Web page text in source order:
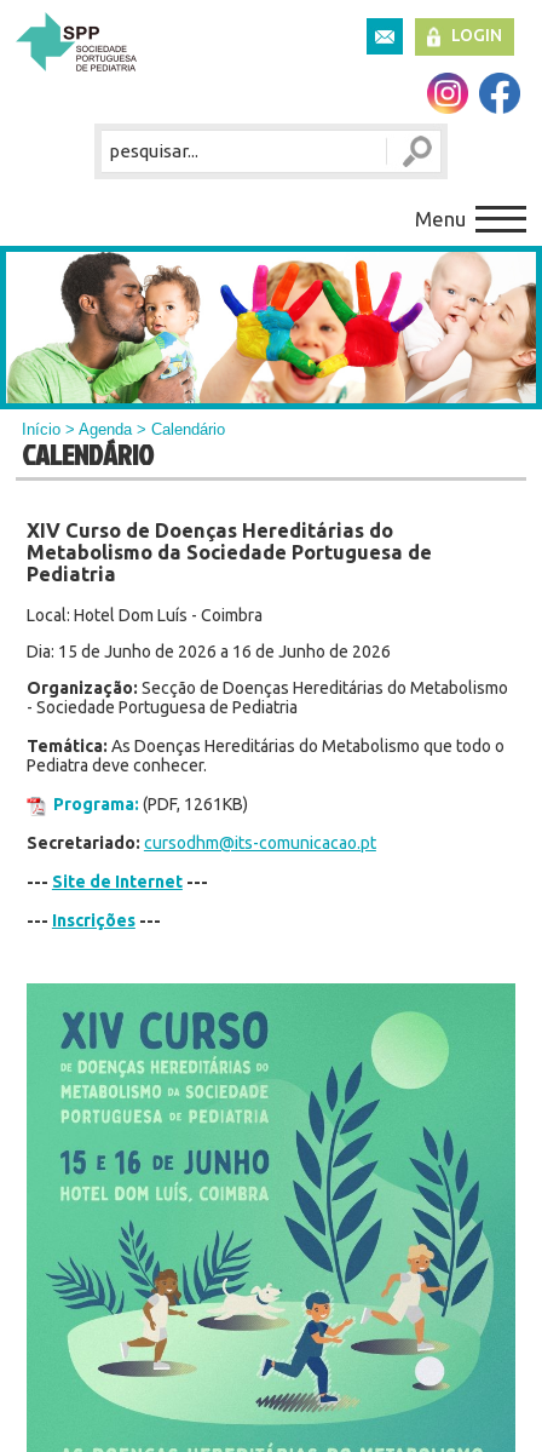
LOGIN
Menu
Início >Agenda> Calendário
CALENDÁRIO
XIV Curso de Doenças Hereditárias do
Metabolismo da Sociedade Portuguesa de
Pediatria
Local: Hotel Dom Luís - Coimbra
Dia: 15 de Junho de 2026 a 16 de Junho de 2026
Organização: Secção de Doenças Hereditárias do Metabolismo
- Sociedade Portuguesa de Pediatria
Temática: As Doenças Hereditárias do Metabolismo que todo o
Pediatra deve conhecer.
Programa: (PDF, 1261KB)
Secretariado: cursodhm@its-comunicacao.pt
--- Site de Internet---
--- Inscrições---